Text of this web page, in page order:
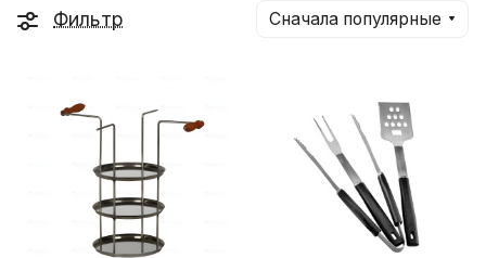
Фильтр Сначала популярные